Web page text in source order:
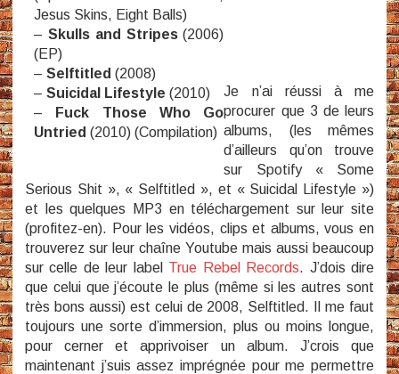
Jesus Skins, Eight Balls)
– Skulls and Stripes(2006)
(EP)
– Selftitled (2008)
– Suicidal Lifestyle (2010)
–
Fuck Those Who Go
Untried (2010) (Compilation)
Je n’ai réussi à me
procurer que 3 de leurs
albums, (les mêmes
d’ailleurs qu’on trouve
sur Spotify « Some
Serious Shit », « Selftitled », et « Suicidal Lifestyle »)
et les quelques MP3 en téléchargement sur leur site
(profitez-en). Pour les vidéos, clips et albums, vous en
trouverez sur leur chaîne Youtube mais aussi beaucoup
sur celle de leur label True Rebel Records. J’dois dire
que celui que j’écoute le plus (même si les autres sont
très bons aussi) est celui de 2008, Selftitled. Il me faut
toujours une sorte d’immersion, plus ou moins longue,
pour cerner et apprivoiser un album. J’crois que
maintenant j’suis assez imprégnée pour me permettre